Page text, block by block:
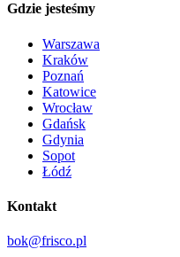
Gdzie jesteśmy
Warszawa
Kraków
Poznań
Katowice
Wrocław
Gdańsk
Gdynia
Sopot
Łódź
Kontakt
bok@frisco.pl